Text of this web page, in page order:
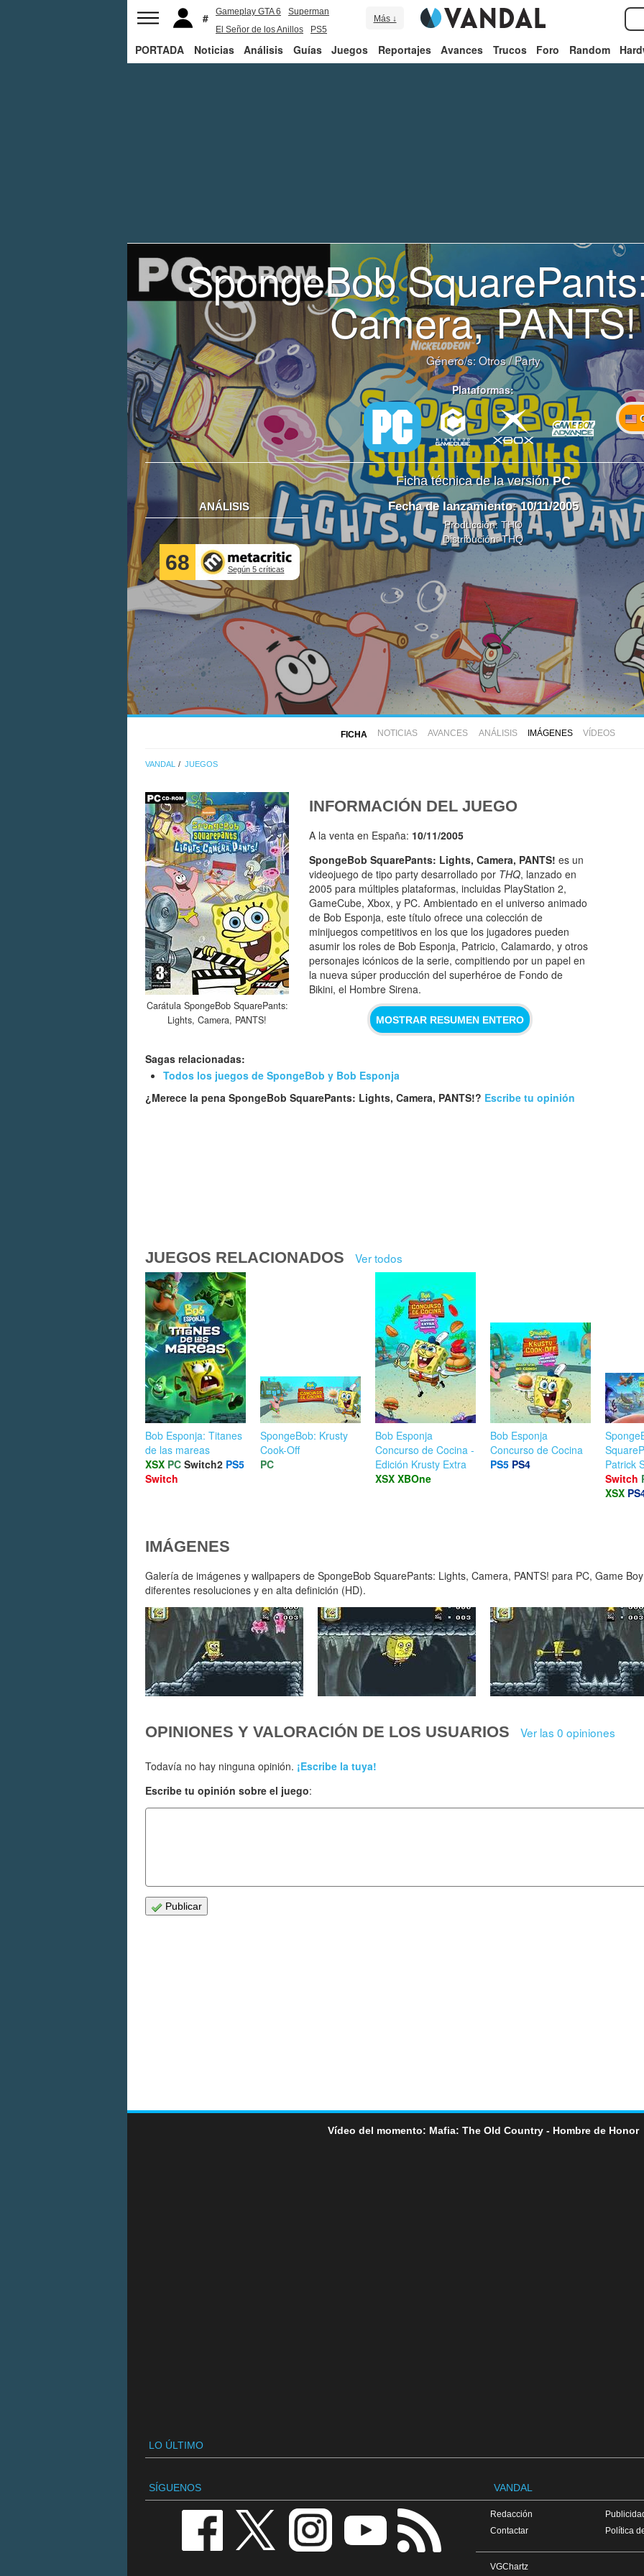
Gameplay GTA 6
Superman
El Señor de los Anillos
PS5
Más ↓
PORTADA Noticias Análisis Guías Juegos Reportajes Avances Trucos Foro Random
SpongeBob
Camera, PANTS!
Género/s:Otros/Party
Plataformas:
Ficha técnica de la versiónPC
ANÁLISIS
68 Según 5 críticas
Fecha de lanzamiento: 10/11/2005
Producción: THQ
Distribución:THQ
FICHA NOTICIAS AVANCES ANÁLISIS IMÁGENES VÍDEOS
VANDAL JUEGOS
Carátula SpongeBob SquarePants:
Lights, Camera, PANTS!
INFORMACIÓN DEL JUEGO
A la venta en España: 10/11/2005
SpongeBob SquarePants: Lights, Camera, PANTS! es un
videojuego de tipo party desarrollado por THQ, lanzado en
2005 para múltiples plataformas, incluidas PlayStation 2,
GameCube, Xbox, y PC. Ambientado en el universo animado
de Bob Esponja, este título ofrece una colección de
minijuegos competitivos en los que los jugadores pueden
asumir los roles de Bob Esponja, Patricio, Calamardo, y otros
personajes icónicos de la serie, compitiendo por un papel en
la nueva súper producción del superhéroe de Fondo de
Bikini, el Hombre Sirena.
MOSTRAR RESUMEN ENTERO
Sagas relacionadas:
Todos los juegos de SpongeBob y Bob Esponja
¿Merece la pena SpongeBob SquarePants: Lights, Camera, PANTS!? Escribe tu opinión
JUEGOS RELACIONADOS Ver todos
Bob Esponja: Titanes
de las mareas
XSX PC Switch2 PS5
Switch
SpongeBob: Krusty
Cook-Off
PC
Bob Esponja
Concurso de Cocina -
Edición Krusty Extra
XSX XBOne
Bob Esponja
Concurso de Cocina
PS5 PS4
Patrick
Switch
XSX
IMÁGENES
Galería de imágenes y wallpapers de SpongeBob SquarePants: Lights, Camera, PANTS! para PC, Game
diferentes resoluciones y en alta definición (HD).
OPINIONES Y VALORACIÓN DE LOS USUARIOS Ver las 0 opiniones
Todavía no hay ninguna opinión. ¡Escribe la tuya!
Escribe tu opinión sobre el juego:
Publicar
Vídeo del momento: Mafia: The Old Country - Hombre de Honor
LO ÚLTIMO
SÍGUENOS VANDAL
Redacción
Contactar
Política
VGChartz